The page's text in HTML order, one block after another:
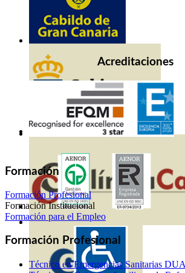
Acreditaciones
Formación
Formación Profesional
Formación Institucional
Formación para el Empleo
Formación Profesional
Técnico en Emergencias Sanitarias